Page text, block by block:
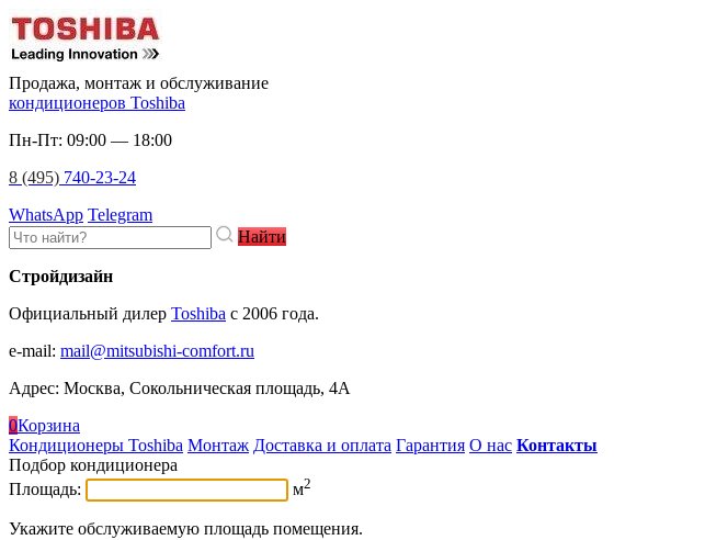
Продажа, монтаж и обслуживание
кондиционеров Toshiba
Пн-Пт: 09:00 — 18:00
8 (495) 740-23-24
WhatsApp Telegram
Найти
Стройдизайн
Официальный дилер Toshiba c 2006 года.
e-mail: mail@mitsubishi-comfort.ru
Адрес: Москва, Сокольническая площадь, 4А
0Корзина
Кондиционеры Toshiba Монтаж Доставка и оплата Гарантия О нас Контакты
Подбор кондиционера
Площадь:
м2
Укажите обслуживаемую площадь помещения.